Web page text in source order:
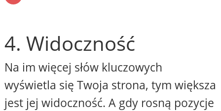
4. Widoczność
Na im więcej słów kluczowych
wyświetla się Twoja strona, tym większa
jest jej widoczność. A gdy rosną pozycje